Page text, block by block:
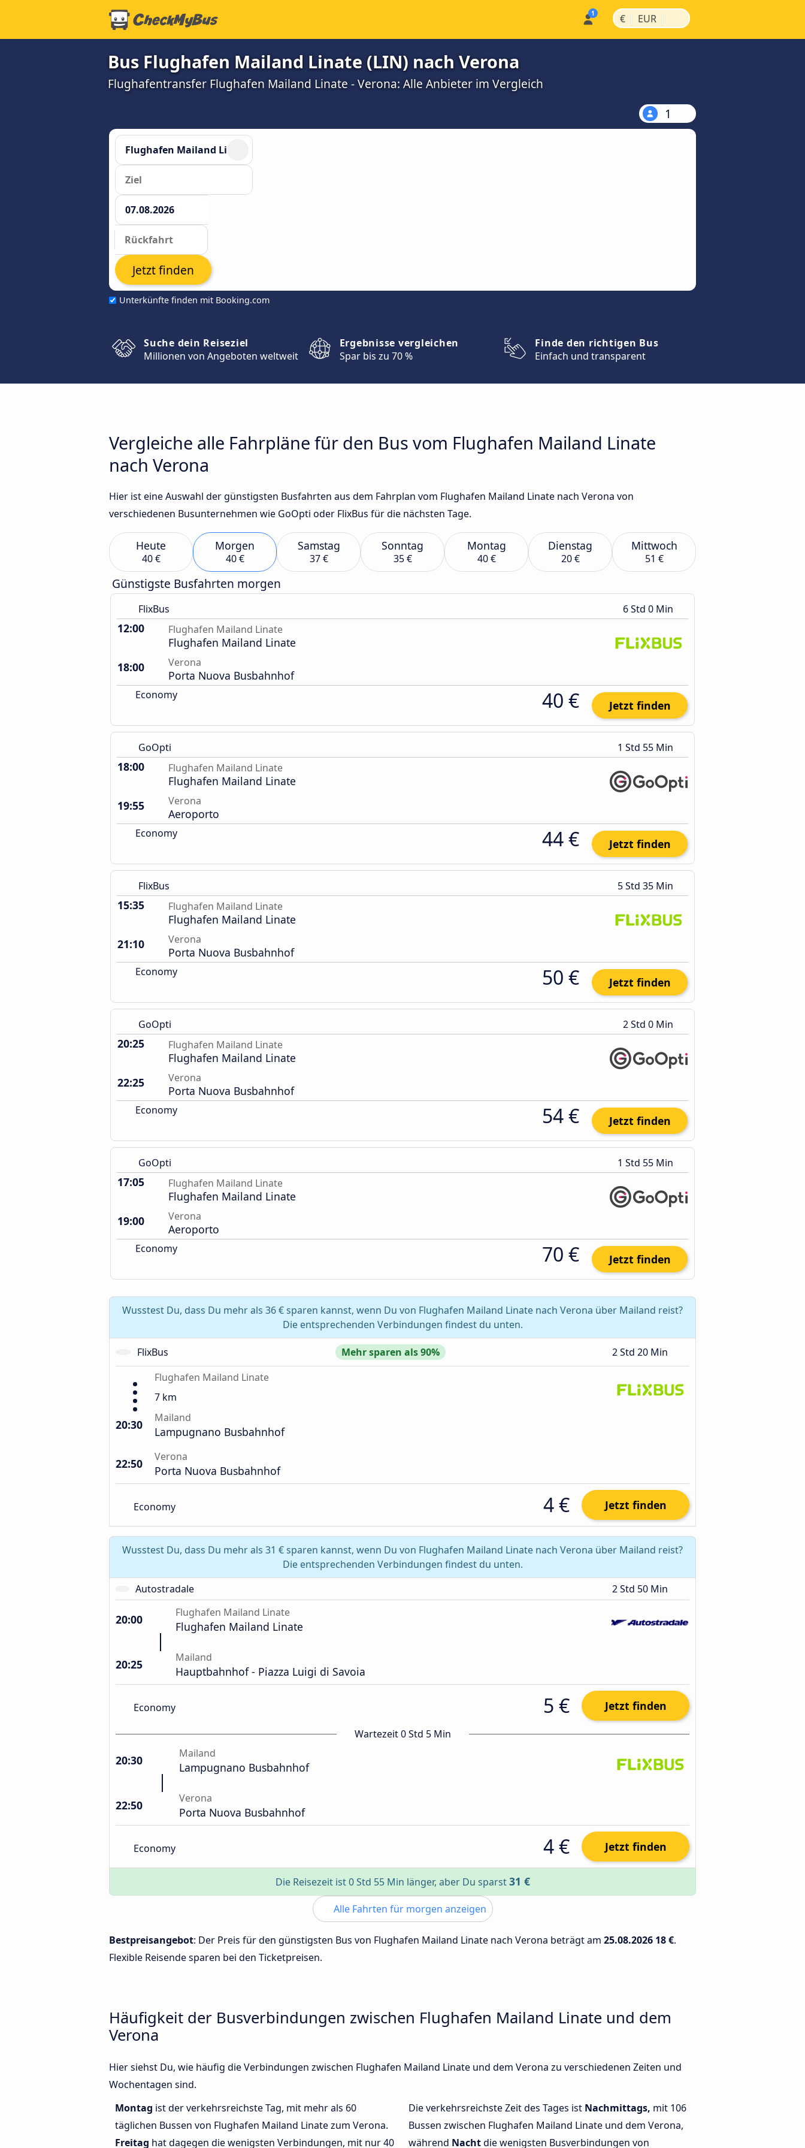
€ | EUR |
Bus Flughafen Mailand Linate (LIN) nach Verona
Flughafentransfer Flughafen Mailand Linate - Verona: Alle Anbieter im Vergleich
1
Unterkünfte finden mit Booking.com
Jetzt finden
Suche dein Reiseziel
Millionen von Angeboten weltweit
Ergebnisse vergleichen
Spar bis zu 70 %
Finde den richtigen Bus
Einfach und transparent
Vergleiche alle Fahrpläne für den Bus vom Flughafen Mailand Linate
nach Verona
Hier ist eine Auswahl der günstigsten Busfahrten aus dem Fahrplan vom Flughafen Mailand Linate nach Verona von
verschiedenen Busunternehmen wie GoOpti oder FlixBus für die nächsten Tage.
Heute
40 €
Morgen
40 €
Samstag
37 €
Sonntag
35 €
Montag
40 €
Dienstag
20 €
Mittwoch
51 €
Günstigste Busfahrten morgen
FlixBus 6 Std 0 Min
12:00 Flughafen Mailand Linate
Flughafen Mailand Linate
18:00
Verona
Porta Nuova Busbahnhof
Economy 40 € Jetzt finden
GoOpti 1 Std 55 Min
18:00 Flughafen Mailand Linate
Flughafen Mailand Linate
19:55
Verona
Aeroporto
Economy 44 € Jetzt finden
FlixBus 5 Std 35 Min
15:35 Flughafen Mailand Linate
Flughafen Mailand Linate
21:10
Verona
Porta Nuova Busbahnhof
Economy 50 € Jetzt finden
GoOpti 2 Std 0 Min
20:25 Flughafen Mailand Linate
Flughafen Mailand Linate
22:25
Verona
Porta Nuova Busbahnhof
Economy 54 € Jetzt finden
GoOpti 1 Std 55 Min
17:05 Flughafen Mailand Linate
Flughafen Mailand Linate
19:00
Verona
Aeroporto
Economy 70 € Jetzt finden
Wusstest Du, dass Du mehr als 36 € sparen kannst, wenn Du von Flughafen Mailand Linate nach Verona über Mailand reist?
Die entsprechenden Verbindungen findest du unten.
FlixBus Mehr sparen als 90%
2 Std 20 Min
Flughafen Mailand Linate
7 km
20:30 Mailand
Lampugnano Busbahnhof
22:50 Verona
Porta Nuova Busbahnhof
Economy 4 € Jetzt finden
Wusstest Du, dass Du mehr als 31 € sparen kannst, wenn Du von Flughafen Mailand Linate nach Verona über Mailand reist?
Die entsprechenden Verbindungen findest du unten.
Autostradale
2 Std 50 Min
20:00 Flughafen Mailand Linate
Flughafen Mailand Linate
20:25 Mailand
Hauptbahnhof - Piazza Luigi di Savoia
Economy 5 € Jetzt finden
Wartezeit 0 Std 5 Min
20:30 Mailand
Lampugnano Busbahnhof
22:50 Verona
Porta Nuova Busbahnhof
Economy 4 € Jetzt finden
Die Reisezeit ist 0 Std 55 Min länger, aber Du sparst31 €
Alle Fahrten für morgen anzeigen
Bestpreisangebot: Der Preis für den günstigsten Bus von Flughafen Mailand Linate nach Verona beträgt am 25.08.2026 18 €.
Flexible Reisende sparen bei den Ticketpreisen.
Häufigkeit der Busverbindungen zwischen Flughafen Mailand Linate und dem
Verona
Hier siehst Du, wie häufig die Verbindungen zwischen Flughafen Mailand Linate und dem Verona zu verschiedenen Zeiten und
Wochentagen sind.
Montag ist der verkehrsreichste Tag, mit mehr als 60
täglichen Bussen von Flughafen Mailand Linate zum Verona.
Freitag hat dagegen die wenigsten Verbindungen, mit nur 40
Die verkehrsreichste Zeit des Tages ist Nachmittags, mit 106
Bussen zwischen Flughafen Mailand Linate und dem Verona,
während Nachtdie wenigsten Busverbindungen von